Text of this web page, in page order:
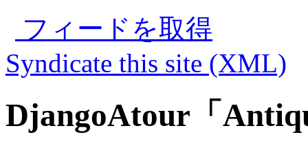
フィードを取得
Syndicate this site (XML)
DjangoAtour「